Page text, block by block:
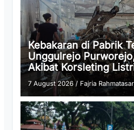
Kebakaran di Pabrik
Unggulrejo
Akibat Korsleting
7 August 2026/ Fajria